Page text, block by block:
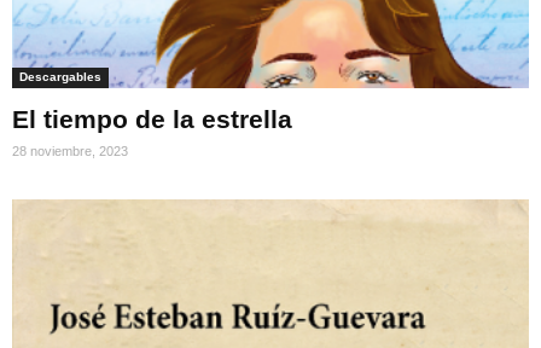
Descargables
El tiempo de la estrella
28 noviembre, 2023